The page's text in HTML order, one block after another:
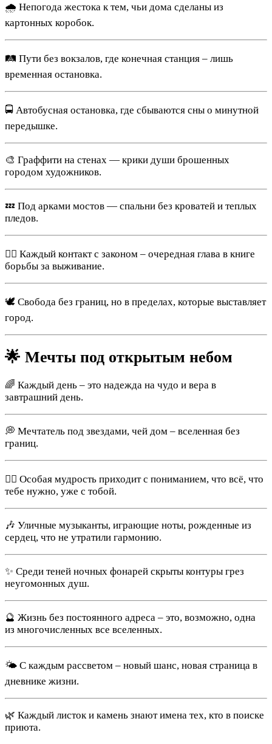
🌧 Непогода жестока к тем, чьи дома сделаны из
картонных коробок.
🛤 Пути без вокзалов, где конечная станция – лишь
временная остановка.
🚍 Автобусная остановка, где сбываются сны о минутной
передышке.
🎨 Граффити на стенах — крики души брошенных
городом художников.
💤 Под арками мостов — спальни без кроватей и теплых
пледов.
👮‍♂️ Каждый контакт с законом – очередная глава в книге
борьбы за выживание.
🕊 Свобода без границ, но в пределах, которые выставляет
город.
🌟 Мечты под открытым небом
🌈 Каждый день – это надежда на чудо и вера в
завтрашний день.
💭 Мечтатель под звездами, чей дом – вселенная без
границ.
🧘‍♂️ Особая мудрость приходит с пониманием, что всё, что
тебе нужно, уже с тобой.
🎶 Уличные музыканты, играющие ноты, рожденные из
сердец, что не утратили гармонию.
✨ Среди теней ночных фонарей скрыты контуры грез
неугомонных душ.
🔮 Жизнь без постоянного адреса – это, возможно, одна
из многочисленных все вселенных.
🌤 С каждым рассветом – новый шанс, новая страница в
дневнике жизни.
🌿 Каждый листок и камень знают имена тех, кто в поиске
приюта.